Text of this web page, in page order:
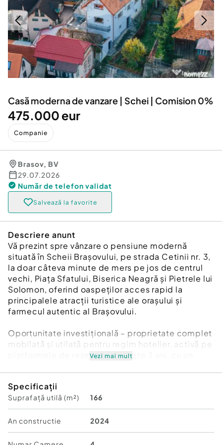
Servicii
Animale de companie
Afaceri și echipamente profesionale
Inchiriere Bunuri si Vehicule
Utilaje agricole si industriale
Piese auto si accesorii
Dacia Duster
Casă moderna de vanzare | Schei | Comision 0%
475.000 eur
Companie
Brasov, BV
29.07.2026
Număr de telefon validat
Salvează la favorite
Descriere anunt
Vă prezint spre vânzare o pensiune modernă
situată în Scheii Brașovului, pe strada Cetinii nr. 3,
la doar câteva minute de mers pe jos de centrul
vechi, Piața Sfatului, Biserica Neagră și Pietrele lui
Solomon, oferind oaspeților acces rapid la
principalele atracții turistice ale orașului și
farmecul autentic al Brașovului.
Oportunitate investițională – proprietate complet
mobilată și utilată pentru regim hotelier, activă pe
platformele de rezervări de peste 3 ani, cu un
home, fiind concepută pentru operare eficientă și
o experiență premium pentru oaspeți.
Proprietatea răspunde la cele mai importante
întrebări pentru regim hotelier: acces facil către
centrul istoric, priveliște superbă, confort sporit
pentru musafiri, finisaje de înaltă calitate și un
Vezi mai mult
Specificații
Suprafață utilă (m²) 166
An constructie 2024